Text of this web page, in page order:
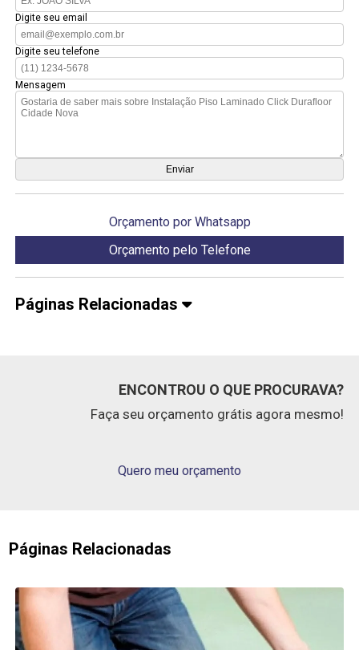
Digite seu email
Digite seu telefone
Mensagem
Orçamento por Whatsapp
Orçamento pelo Telefone
Páginas Relacionadas
ENCONTROU O QUE PROCURAVA?
Faça seu orçamento grátis agora mesmo!
Quero meu orçamento
Páginas Relacionadas